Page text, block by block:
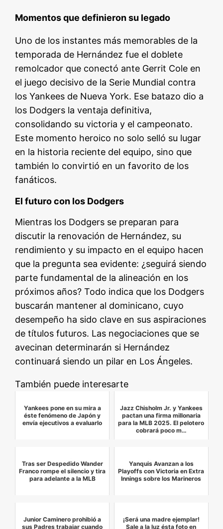
Momentos que definieron su legado
Uno de los instantes más memorables de la
temporada de Hernández fue el doblete
remolcador que conectó ante Gerrit Cole en
el juego decisivo de la Serie Mundial contra
los Yankees de Nueva York. Ese batazo dio a
los Dodgers la ventaja definitiva,
consolidando su victoria y el campeonato.
Este momento heroico no solo selló su lugar
en la historia reciente del equipo, sino que
también lo convirtió en un favorito de los
fanáticos.
El futuro con los Dodgers
Mientras los Dodgers se preparan para
discutir la renovación de Hernández, su
rendimiento y su impacto en el equipo hacen
que la pregunta sea evidente: ¿seguirá siendo
parte fundamental de la alineación en los
próximos años? Todo indica que los Dodgers
buscarán mantener al dominicano, cuyo
desempeño ha sido clave en sus aspiraciones
de títulos futuros. Las negociaciones que se
avecinan determinarán si Hernández
continuará siendo un pilar en Los Ángeles.
También puede interesarte
Yankees pone en su mira a
éste fenómeno de Japón y
envía ejecutivos a evaluarlo
Jazz Chisholm Jr. y Yankees
pactan una firma millonaria
para la MLB 2025. El pelotero
cobrará poco m…
Tras ser Despedido Wander
Franco rompe el silencio y tira
para adelante a la MLB
Yanquis Avanzan a los
Playoffs con Victoria en Extra
Innings sobre los Marineros
Junior Caminero prohibió a
sus Padres trabajar cuando
¡Será una madre ejemplar!
Sale a la luz ésta foto en